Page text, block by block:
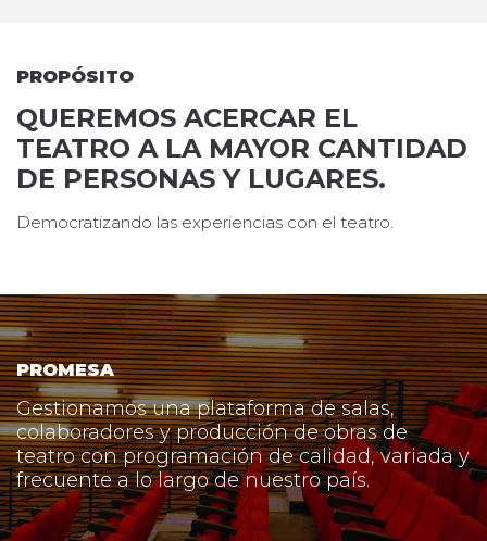
PROPÓSITO
QUEREMOS ACERCAR EL
TEATRO A LA MAYOR CANTIDAD
DE PERSONAS Y LUGARES.
Democratizando las experiencias con el teatro.
PROMESA
Gestionamos una plataforma de salas,
colaboradoresy producción de obras de
teatro con programaciónde calidad, variada y
frecuente a lo largo de nuestropaís.